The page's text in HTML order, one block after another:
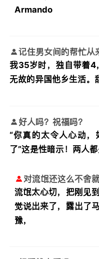
Armando
记住男女间的帮忙从
我35岁时，独自带着
无故的异国他乡生活。
好人吗？祝福吗？
“你真的太令人心动
了”这是性暗示！两人
对流氓还这么不舍就
流氓太心切，把刚见
觉说出来了，露出了
豫，